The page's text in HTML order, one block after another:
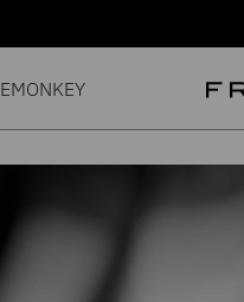
EMONKEY